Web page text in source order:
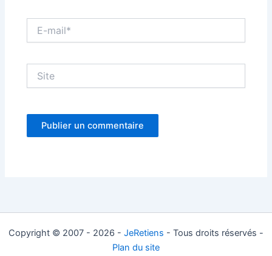
mail*
Copyright © 2007 - 2026 - JeRetiens - Tous droits réservés -
Plan du site